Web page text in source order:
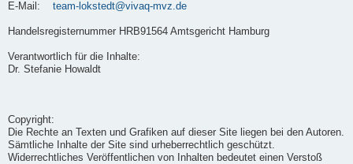
E-Mail: team-lokstedt@vivaq-mvz.de
Handelsregisternummer HRB91564 Amtsgericht Hamburg
Verantwortlich für die Inhalte:
Dr. Stefanie Howaldt
Copyright:
Die Rechte an Texten und Grafiken auf dieser Site liegen bei den Autoren.
Sämtliche Inhalte der Site sind urheberrechtlich geschützt.
Widerrechtliches Veröffentlichen von Inhalten bedeutet einen Verstoß